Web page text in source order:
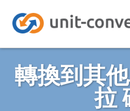
轉換到其
拉